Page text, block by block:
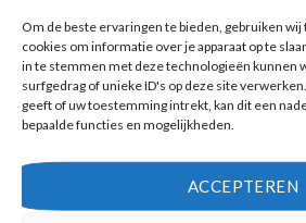
Om de beste ervaringen te bieden, gebruiken
cookies om informatie over je apparaat op te
in te stemmen met deze technologieën kunnen
surfgedrag of unieke ID's op deze site
geeft of uw toestemming intrekt, kan dit een
bepaalde functies en mogelijkheden.
ACCEPTEREN